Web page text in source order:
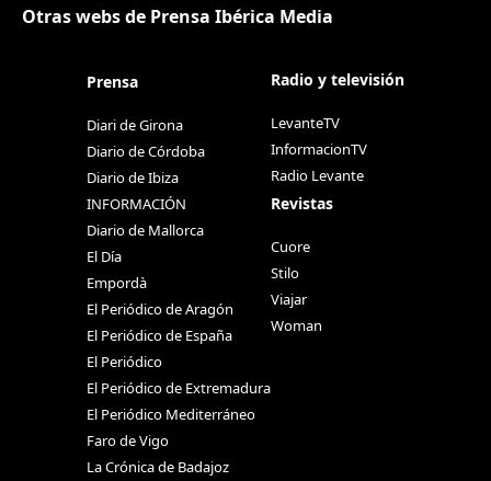
Otras webs de Prensa Ibérica Media
Prensa
Diari de Girona
Diario de Córdoba
Diario de Ibiza
INFORMACIÓN
Diario de Mallorca
El Día
Empordà
El Periódico de Aragón
El Periódico de España
El Periódico
El Periódico de Extremadura
El Periódico Mediterráneo
Faro de Vigo
La Crónica de Badajoz
Radio y televisión
LevanteTV
InformacionTV
Radio Levante
Revistas
Cuore
Stilo
Viajar
Woman